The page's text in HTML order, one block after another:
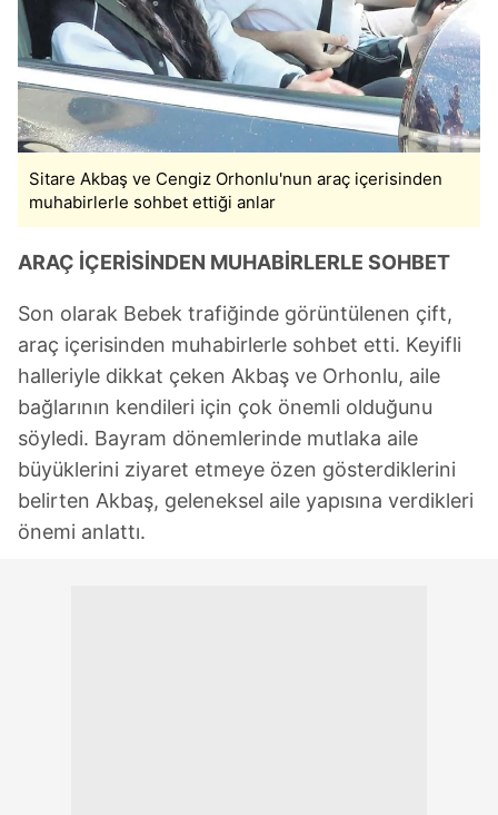
Sitare Akbaş ve Cengiz Orhonlu'nun araç içerisinden
muhabirlerle sohbet ettiği anlar
ARAÇ İÇERİSİNDEN MUHABİRLERLE SOHBET
Son olarak Bebek trafiğinde görüntülenen çift,
araç içerisinden muhabirlerle sohbet etti. Keyifli
halleriyle dikkat çeken Akbaş ve Orhonlu, aile
bağlarının kendileri için çok önemli olduğunu
söyledi. Bayram dönemlerinde mutlaka aile
büyüklerini ziyaret etmeye özen gösterdiklerini
belirten Akbaş, geleneksel aile yapısına verdikleri
önemi anlattı.